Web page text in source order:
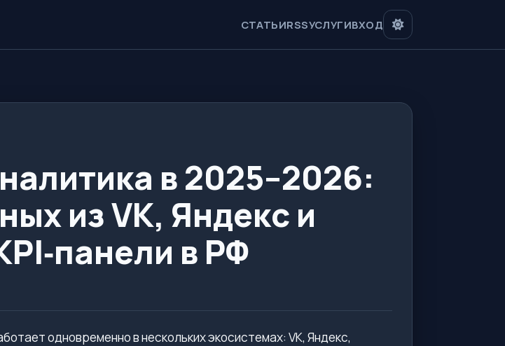
СТАТЬИRSSУСЛУГИВХОД
в 2025–2026:
из VK, Яндекс и
в РФ
одновременно в нескольких экосистемах: VK, Яндекс,